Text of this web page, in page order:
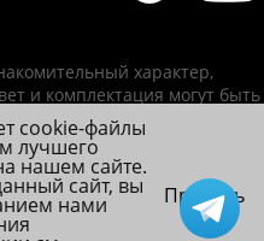
характер,
и комплектация могут быть
магазин ножей, пневматики,
cookie-файлы
лучшего
нашем сайте.
сайт, вы
нами Принять